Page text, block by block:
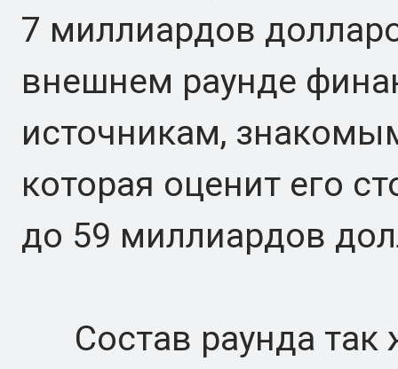
7 миллиардов
внешнем раунде
источникам,
которая оценит его
до 59 миллиардов
Состав раунда так